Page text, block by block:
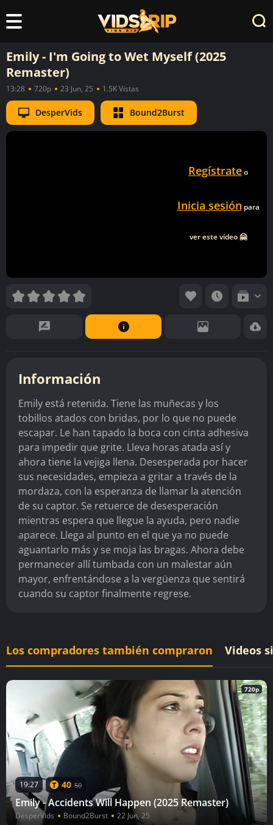
Emily - I'm Going to Wet Myself (2025
Remaster)
13:28 720p 23 Jun, 25 1.5K Vistas
DesperVids Bound2Burst
Regístrateo
Inicia sesión para
ver este vídeo 🤗
Información
Emily está retenida. Tiene las muñecas y los
tobillos atados con bridas, por lo que no puede
escapar. Le han tapado la boca con cinta adhesiva
para impedir que grite. Lleva horas atada así y
ahora tiene la vejiga llena. Desesperada por hacer
sus necesidades, empieza a gritar a través de la
mordaza, con la esperanza de llamar la atención
de su captor. Se retuerce de desesperación
mientras espera que llegue la ayuda, pero nadie
aparece. Llega al punto en el que ya no puede
aguantarlo más y se moja las bragas. Ahora debe
permanecer allí tumbada con un malestar aún
mayor, enfrentándose a la vergüenza que sentirá
cuando su captor finalmente regrese.
Los compradores también compraron Videos
720p
19:27 40 50
Emily - Accidents Will Happen (2025 Remaster)
DesperVids Bound2Burst 22 Jun, 25